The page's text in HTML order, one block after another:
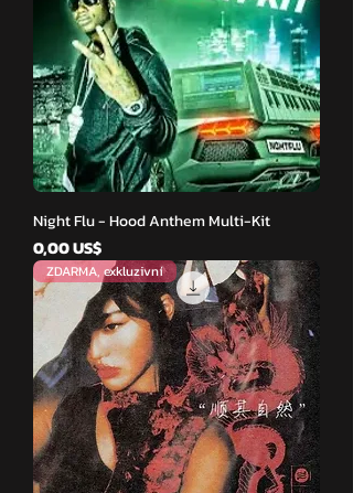
Night Flu - Hood Anthem Multi-Kit
Cena
0,00 US$
ZDARMA, exkluzivní